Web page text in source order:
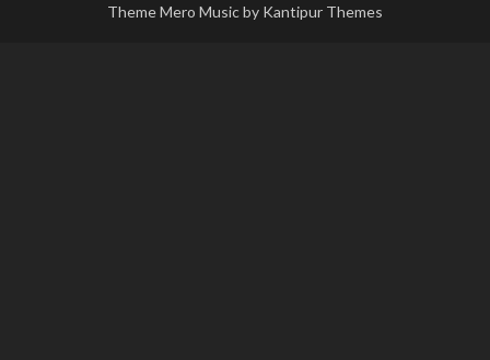
Theme Mero Music by Kantipur Themes